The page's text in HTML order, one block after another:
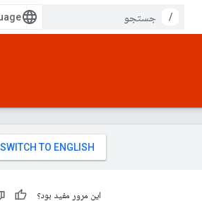
/
این مرور مفید بود؟